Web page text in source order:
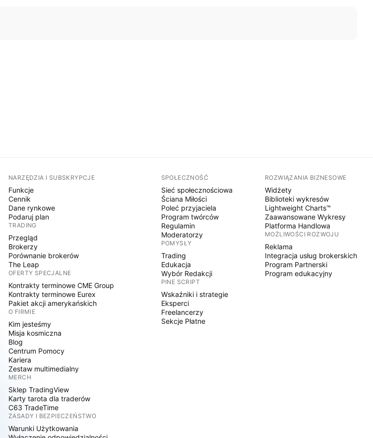
NARZĘDZIA I SUBSKRYPCJE
Funkcje
Cennik
Dane rynkowe
Podaruj plan
TRADING
Przegląd
Brokerzy
Porównanie brokerów
The Leap
OFERTY SPECJALNE
Kontrakty terminowe CME Group
Kontrakty terminowe Eurex
Pakiet akcji amerykańskich
O FIRMIE
Kim jesteśmy
Misja kosmiczna
Blog
Centrum Pomocy
Kariera
Zestaw multimedialny
MERCH
Sklep TradingView
Karty tarota dla traderów
C63 TradeTime
ZASADY I BEZPIECZEŃSTWO
Warunki Użytkowania
SPOŁECZNOŚĆ
Sieć społecznościowa
Ściana Miłości
Poleć przyjaciela
Program twórców
Regulamin
Moderatorzy
POMYSŁY
Trading
Edukacja
Wybór Redakcji
PINE SCRIPT
Wskaźniki i strategie
Eksperci
Freelancerzy
Sekcje Płatne
ROZWIĄZANIA BIZNESOWE
Widżety
Biblioteki wykresów
Lightweight Charts™
Zaawansowane Wykresy
Platforma Handlowa
MOŻLIWOŚCI ROZWOJU
Reklama
Integracja usług brokerskich
Program Partnerski
Program edukacyjny